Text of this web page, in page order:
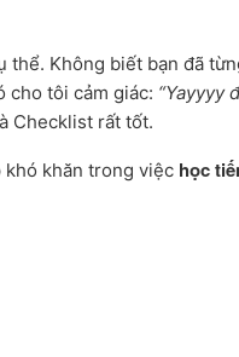
thể. Không biết bạn đã
cho tôi cảm giác: “Yayyyy
Checklist rất tốt.
khó khăn trong việc học